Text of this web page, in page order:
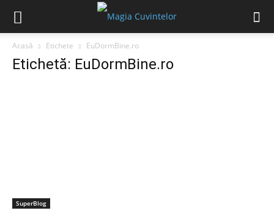
Acasă Etichete EuDormBine.ro
Etichetă: EuDormBine.ro
SuperBlog